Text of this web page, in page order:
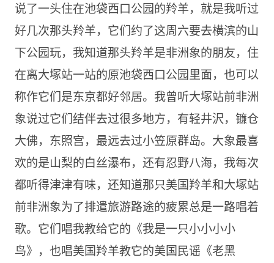
说了一头住在池袋西口公园的羚羊，就是我听过
好几次那头羚羊，它们约了这周六要去横滨的山
下公园玩，我知道那头羚羊是非洲象的朋友，住
在离大塚站一站的原池袋西口公园里面，也可以
称作它们是东京都好邻居。我曾听大塚站前非洲
象说过它们结伴去过很多地方，有轻井沢，镰仓
大佛，东照宫，最远去过小笠原群岛。大象最喜
欢的是山梨的白丝瀑布，还有忍野八海，我每次
都听得津津有味，还知道那只美国羚羊和大塚站
前非洲象为了排遣旅游路途的疲累总是一路唱着
歌。它们唱我教给它的《我是一只小小小小
鸟》，也唱美国羚羊教它的美国民谣《老黑